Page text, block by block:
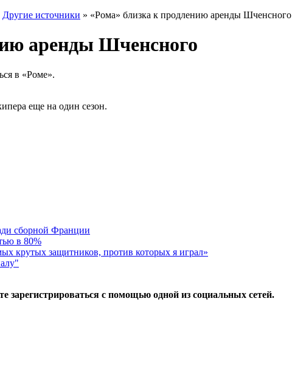
Другие источники » «Рома» близка к продлению аренды Шченсного
аренды Шченсного
в «Роме».
еще на один сезон.
сборной Франции
в 80%
крутых защитников, против которых я играл»
с помощью одной из социальных сетей.